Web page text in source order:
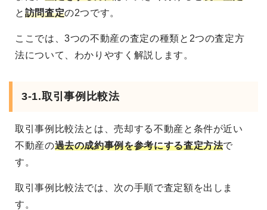
と 訪問査定の2つです。
ここでは、3つの不動産の査定の種類と2つの査定方
法について、わかりやすく解説します。
3-1.取引事例比較法
取引事例比較法とは、売却する不動産と条件が近い
不動産の過去の成約事例を参考にする査定方法で
す。
取引事例比較法では、次の手順で査定額を出しま
す。